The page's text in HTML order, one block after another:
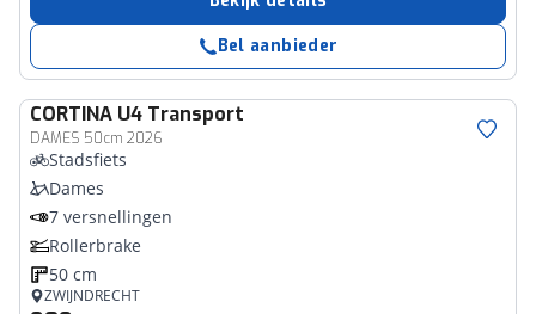
Bel aanbieder
CORTINA U4 Transport
DAMES 50cm 2026
Stadsfiets
Dames
7 versnellingen
Rollerbrake
50 cm
ZWIJNDRECHT